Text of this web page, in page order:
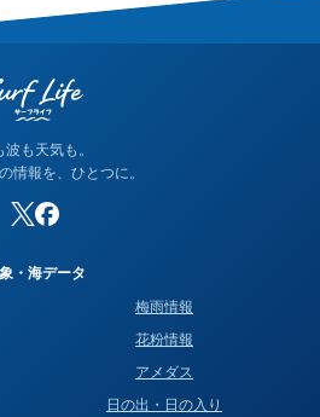
イトが別の方式を使っている可能性
波も天気も。
情報を、ひとつに。
・海データ
梅雨情報
花粉情報
アメダス
日の出・日の入り